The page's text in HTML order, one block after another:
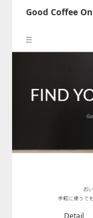
Good Coffee